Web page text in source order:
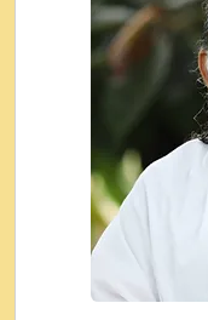
जब से गीता
Rishikesh -
तन हल दल
गल लग जव त सर
तू कर प्रीतम
2018 -
Maharaj.mp3
न म गवद